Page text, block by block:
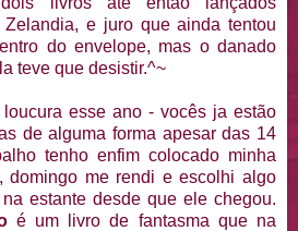
e juro que ainda tentou
do envelope, mas o danado
teve que desistir.^~
esse ano - vocês ja estão
de alguma forma apesar das 14
tenho enfim colocado minha
domingo me rendi e escolhi algo
estante desde que ele chegou.
é um livro de fantasma que na